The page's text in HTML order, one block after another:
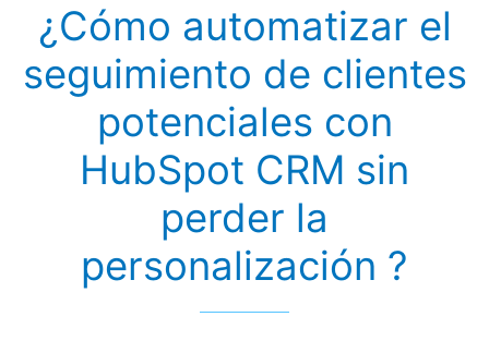
¿Cómo automatizar el
seguimiento de clientes
potenciales con
HubSpot CRM sin
perder la
personalización ?